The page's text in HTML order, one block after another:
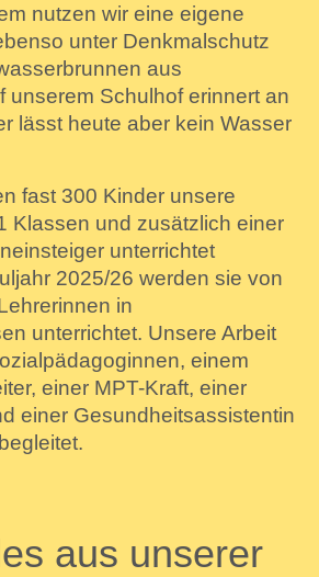
nutzen wir eine eigene
unter Denkmalschutz
aus
unserem Schulhof erinnert an
lässt heute aber kein Wasser
fast 300 Kinder unsere
Klassen und zusätzlich einer
unterrichtet
2025/26 werden sie von
in
unterrichtet. Unsere Arbeit
einem
einer MPT-Kraft, einer
einer Gesundheitsassistentin
aus unserer